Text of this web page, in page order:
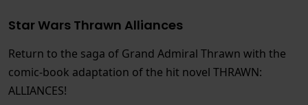
Star Wars Thrawn Alliances
Return to the saga of Grand Admiral Thrawn with the
comic-book adaptation of the hit novel THRAWN:
ALLIANCES!